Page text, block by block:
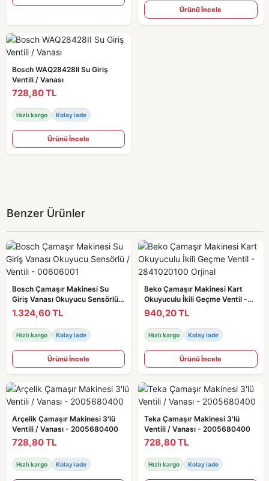
Ürünü İncele
Bosch WAQ28428II Su Giriş
Ventili / Vanası
728,80 TL
Hızlı kargo Kolay iade
Ürünü İncele
Benzer Ürünler
Bosch Çamaşır Makinesi Su
Giriş Vanası Okuyucu Sensörlü /
Ventili - 00606001
1.324,60 TL
Hızlı kargo Kolay iade
Ürünü İncele
Beko Çamaşır Makinesi Kart
Okuyuculu İkili Geçme Ventil -
2841020100 Orjinal
940,20 TL
Hızlı kargo Kolay iade
Ürünü İncele
Arçelik Çamaşır Makinesi 3'lü
Ventili / Vanası - 2005680400
728,80 TL
Hızlı kargo Kolay iade
Teka Çamaşır Makinesi 3'lü
Ventili / Vanası - 2005680400
728,80 TL
Hızlı kargo Kolay iade